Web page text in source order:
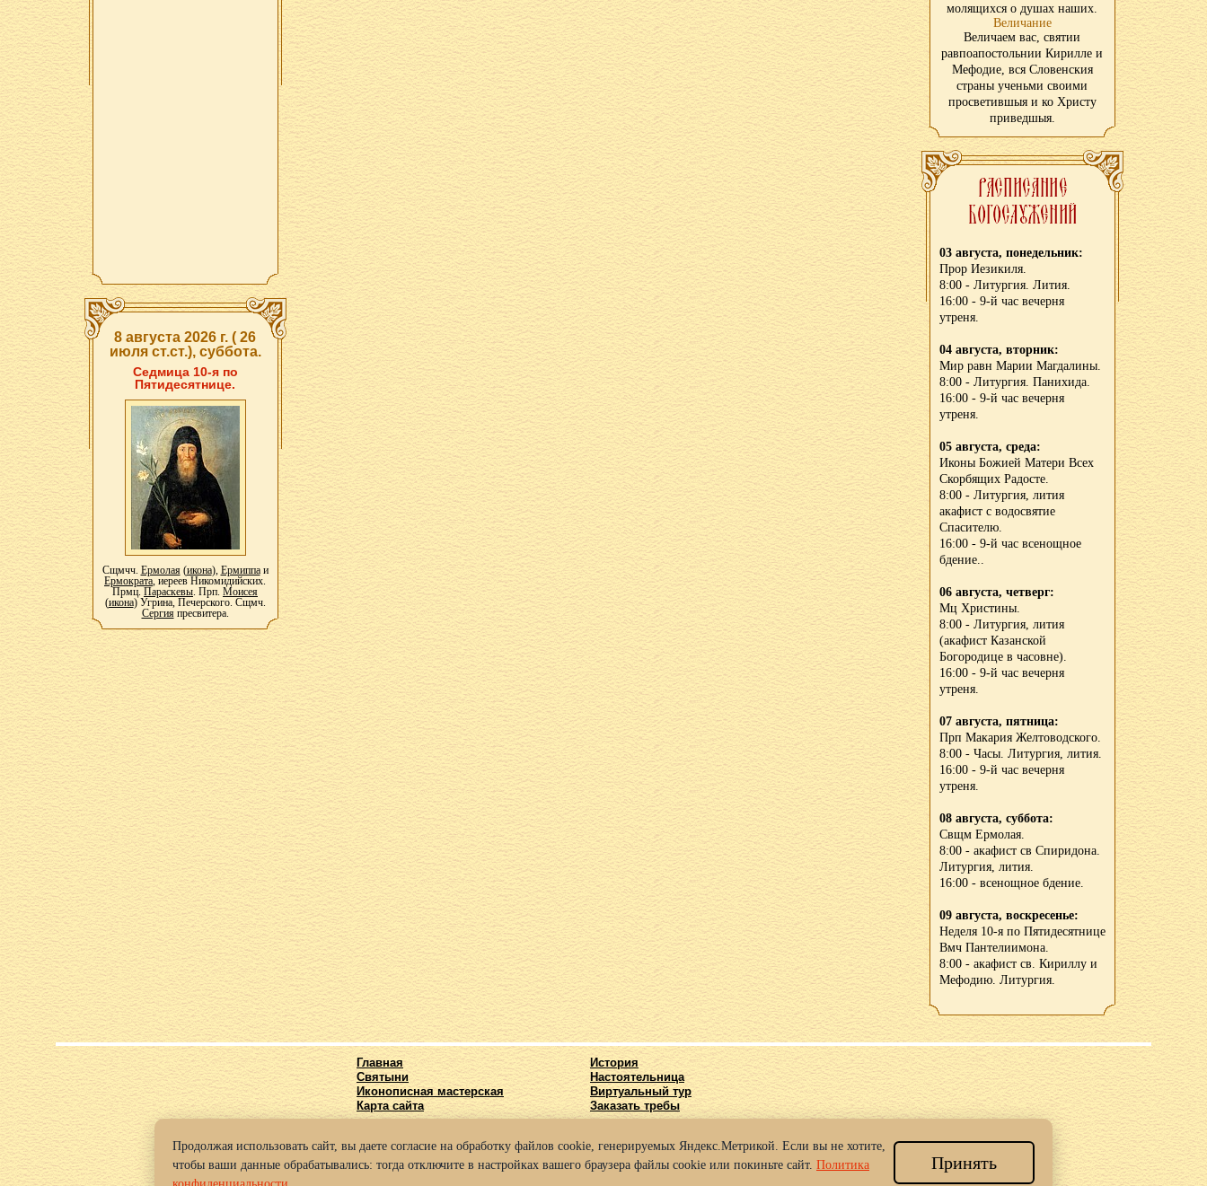
8 августа 2026 г. ( 26
июля ст.ст.), суббота.
Седмица 10-я по
Пятидесятнице.
Сщмчч. Ермолая(икона), Ермиппаи
Ермократа, иереев Никомидийских.
Прмц. Параскевы. Прп. Моисея
(икона) Угрина, Печерского. Сщмч.
Сергияпресвитера.
молящихся о душах наших.
Величание
Величаем вас, святии
равпоапостольнии Кирилле и
Мефодие, вся Словенския
страны ученьми своими
просветившыя и ко Христу
приведшыя.
03 августа, понедельник:
Прор Иезикиля.
8:00 - Литургия. Лития.
16:00 - 9-й час вечерня
утреня.
04 августа, вторник:
Мир равн Марии Магдалины.
8:00 - Литургия. Панихида.
16:00 - 9-й час вечерня
утреня.
05 августа, среда:
Иконы Божией Матери Всех
Скорбящих Радосте.
8:00 - Литургия, лития
акафист с водосвятие
Спасителю.
16:00 - 9-й час всенощное
бдение..
06 августа, четверг:
Мц Христины.
8:00 - Литургия, лития
(акафист Казанской
Богородице в часовне).
16:00 - 9-й час вечерня
утреня.
07 августа, пятница:
Прп Макария Желтоводского.
8:00 - Часы. Литургия, лития.
16:00 - 9-й час вечерня
утреня.
08 августа, суббота:
Свщм Ермолая.
8:00 - акафист св Спиридона.
Литургия, лития.
16:00 - всенощное бдение.
09 августа, воскресенье:
Неделя 10-я по Пятидесятнице
Вмч Пантелиимона.
8:00 - акафист св. Кириллу и
Мефодию. Литургия.
Главная
История
Святыни
Настоятельница
Иконописная мастерская
Виртуальный тур
Карта сайта
Заказать требы
© 2016-2025 Архиерейское подворье храма во имя Святых Кирилла и Мефодия г. Нижний Новгород.
Политика конфиденциальности
Продолжая использовать сайт, вы даете согласие на обработку файлов cookie, генерируемых Яндекс.Метрикой. Если вы не хотите,
чтобы ваши данные обрабатывались: тогда отключите в настройках вашего браузера файлы cookie или покиньте сайт. Политика
Принять